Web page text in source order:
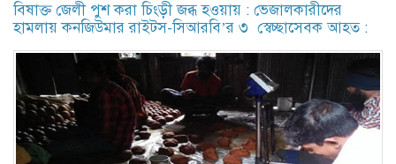
বিষাক্ত জেলী পুশ করা চিংড়ী জব্ধ হওয়ায় : ভেজালকারীদের
হামলায় কনজিউমার রাইটস-সিআরবি’র ৩ স্বেচ্ছাসেবক আহত :